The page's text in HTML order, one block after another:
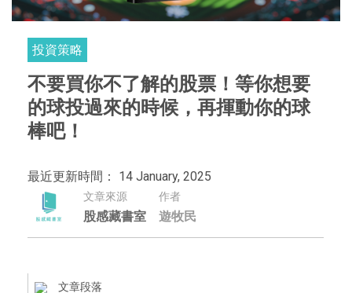
投資策略
不要買你不了解的股票！等你想要
的球投過來的時候，再揮動你的球
棒吧！
最近更新時間： 14 January, 2025
文章來源
股感藏書室
作者
遊牧民
文章段落